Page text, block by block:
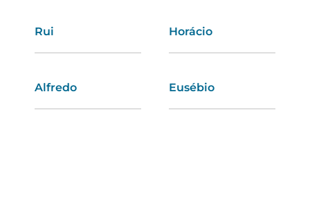
Rui Horácio
Alfredo Eusébio
Eva Ana
Sandra Vanda